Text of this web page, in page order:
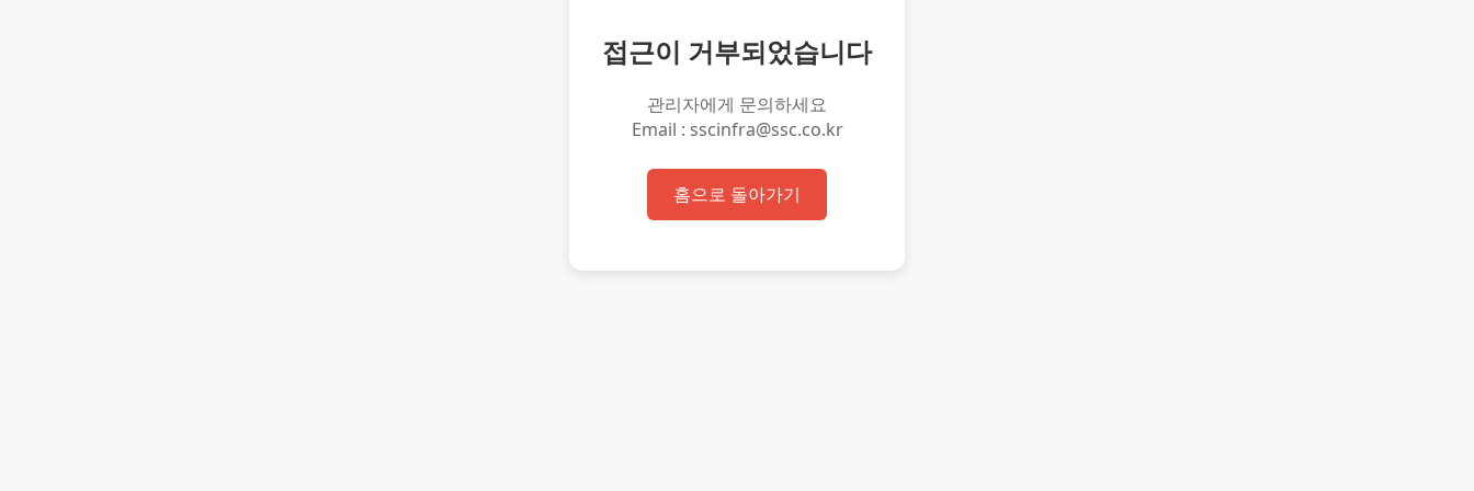
접근이 거부되었습니다
관리자에게 문의하세요
Email : sscinfra@ssc.co.kr
홈으로 돌아가기